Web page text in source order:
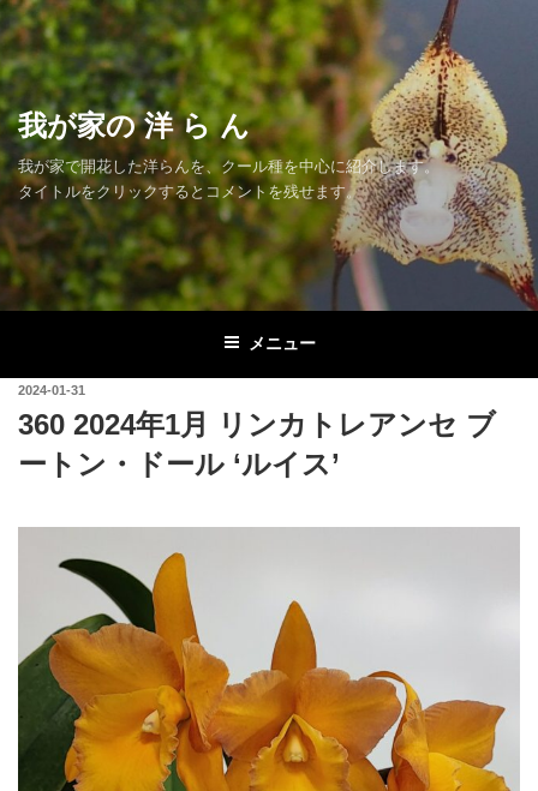
コ
ン
テ
ン
ツ
へ
ス
ッ
プ
我が家の 洋 ら ん
我が家で開花した洋らんを、クール種を中心に紹介します。
タイトルをクリックするとコメントを残せます。
メニュー
投
日:
2024-01-31
360 2024年1月 リンカトレアンセ ブ
ートン・ドール ‘ルイス’